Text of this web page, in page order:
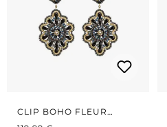
CLIP BOHO FLEUR
MIDNIGHT BLUE